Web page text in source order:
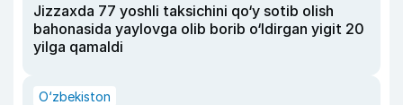
Jizzaxda 77 yoshli taksichini qo‘y sotib olish
bahonasida yaylovga olib borib o‘ldirgan yigit 20
yilga qamaldi
O‘zbekiston